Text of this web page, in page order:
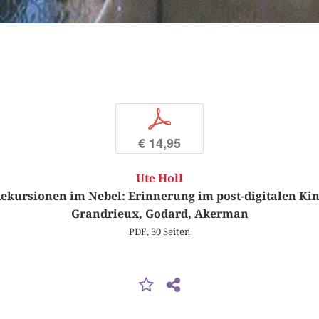
p
€ 14,95
Ute Holl
im Nebel: Erinnerung im post-digitalen
Grandrieux, Godard, Akerman
PDF, 30 Seiten